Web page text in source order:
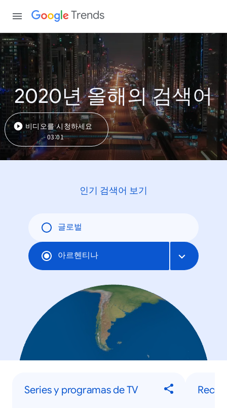
Trends
2020년 올해의 검색어
비디오를 시청하세요
03:01
인기 검색어 보기
글로벌
아르헨티나
Series y programas de TV